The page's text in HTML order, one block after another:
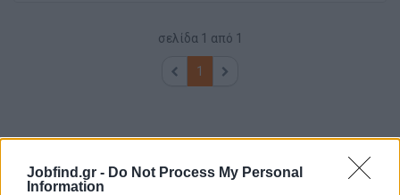
Jobfind.gr - Do Not Process My Personal
Information
σελίδα 1 από 1
1